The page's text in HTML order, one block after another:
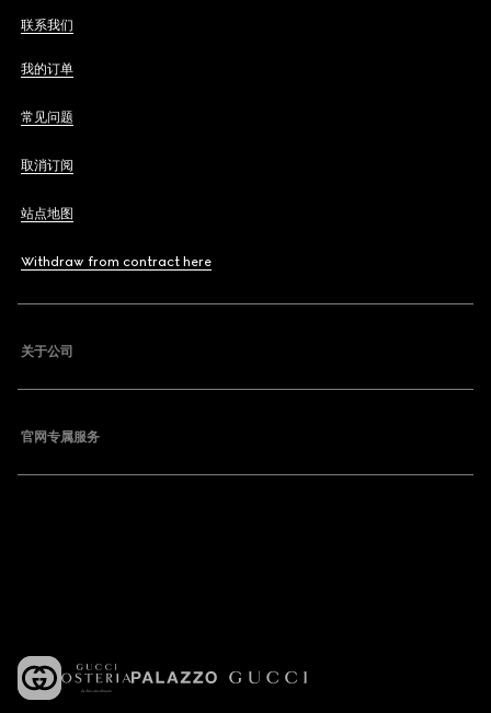
联系我们
我的订单
常见问题
取消订阅
站点地图
Withdraw from contract here
关于公司
官网专属服务